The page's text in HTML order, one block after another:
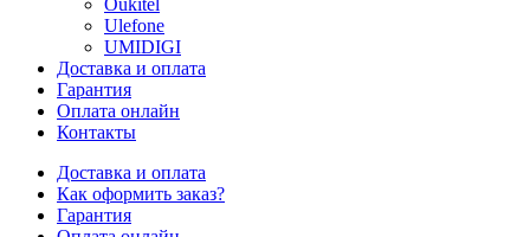
Oukitel
Ulefone
UMIDIGI
Доставка и оплата
Гарантия
Оплата онлайн
Контакты
Доставка и оплата
Как оформить заказ?
Гарантия